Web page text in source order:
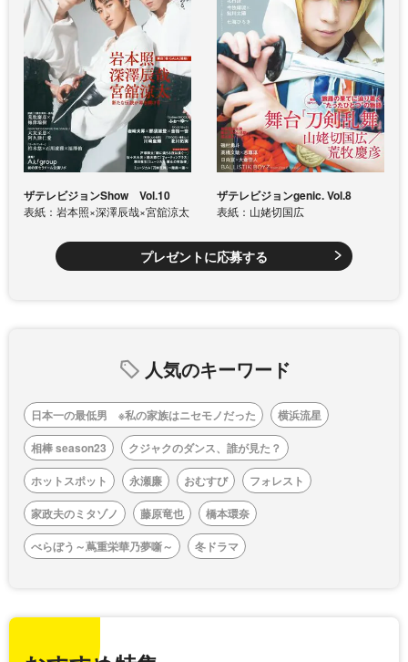
ザテレビジョンShow Vol.10
表紙：岩本照×深澤辰哉×宮舘涼太
ザテレビジョンgenic. Vol.8
表紙：山姥切国広
プレゼントに応募する
人気のキーワード
日本一の最低男 ※私の家族はニセモノだった
横浜流星
相棒 season23
クジャクのダンス、誰が見た？
ホットスポット
永瀬廉 おむすび
フォレスト
家政夫のミタゾノ
藤原竜也
橋本環奈
べらぼう～蔦重栄華乃夢噺～
冬ドラマ